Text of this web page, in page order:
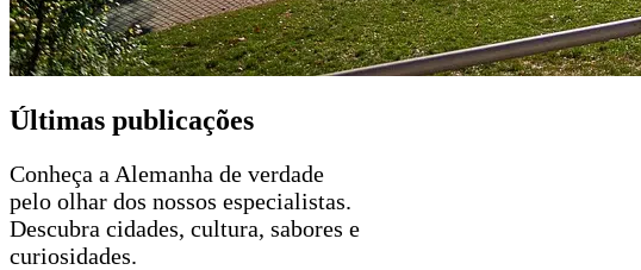
Últimas publicações
Conheça a Alemanha de verdade
pelo olhar dos nossos especialistas.
Descubra cidades, cultura, sabores e
curiosidades.